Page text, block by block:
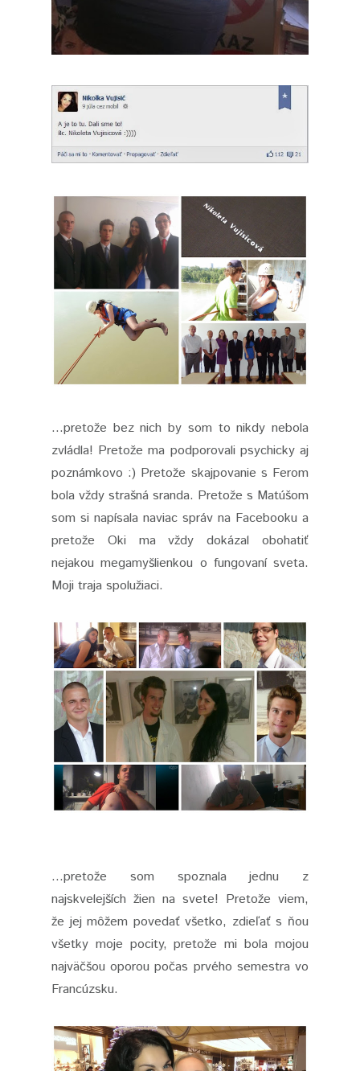
...pretože bez nich by som to nikdy nebola
zvládla! Pretože ma podporovali psychicky aj
poznámkovo :) Pretože skajpovanie s Ferom
bola vždy strašná sranda. Pretože s Matúšom
som si napísala naviac správ na Facebooku a
pretože Oki ma vždy dokázal obohatiť
nejakou megamyšlienkou o fungovaní sveta.
Moji traja spolužiaci.
...pretože som spoznala jednu z
najskvelejších žien na svete! Pretože viem,
že jej môžem povedať všetko, zdieľať s ňou
všetky moje pocity, pretože mi bola mojou
najväčšou oporou počas prvého semestra vo
Francúzsku.